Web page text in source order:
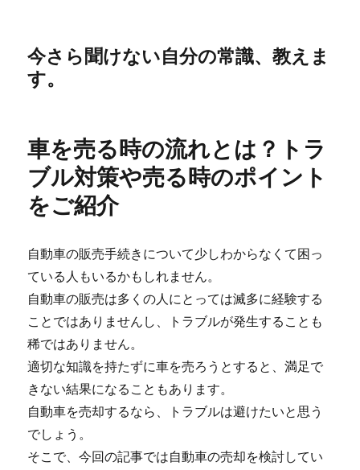
今さら聞けない自分の常識、教えま
す。
車を売る時の流れとは？トラ
ブル対策や売る時のポイント
をご紹介
自動車の販売手続きについて少しわからなくて困っ
ている人もいるかもしれません。
自動車の販売は多くの人にとっては滅多に経験する
ことではありませんし、トラブルが発生することも
稀ではありません。
適切な知識を持たずに車を売ろうとすると、満足で
きない結果になることもあります。
自動車を売却するなら、トラブルは避けたいと思う
でしょう。
そこで、今回の記事では自動車の売却を検討してい